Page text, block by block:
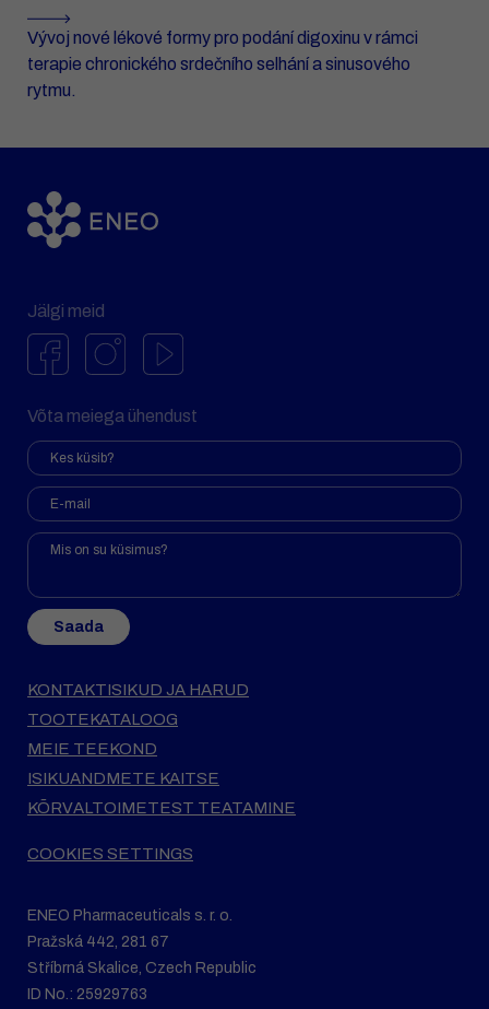
Vývoj nové lékové formy pro podání digoxinu v rámci
terapie chronického srdečního selhání a sinusového
rytmu.
Jälgi meid
Võta meiega ühendust
Saada
KONTAKTISIKUD JA HARUD
TOOTEKATALOOG
MEIE TEEKOND
ISIKUANDMETE KAITSE
KÕRVALTOIMETEST TEATAMINE
COOKIES SETTINGS
ENEO Pharmaceuticals s. r. o.
Pražská 442, 281 67
Stříbrná Skalice, Czech Republic
ID No.: 25929763